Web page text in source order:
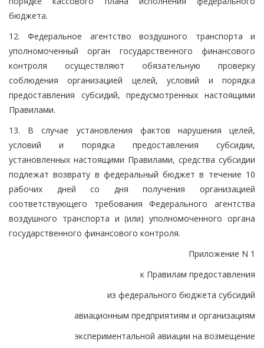
бюджета.
12. Федеральное агентство воздушного транспорта и
уполномоченный орган государственного финансового
контроля осуществляют обязательную проверку
соблюдения организацией целей, условий и порядка
предоставления субсидий, предусмотренных настоящими
Правилами.
13. В случае установления фактов нарушения целей,
условий и порядка предоставления субсидии,
установленных настоящими Правилами, средства субсидии
подлежат возврату в федеральный бюджет в течение 10
рабочих дней со дня получения организацией
соответствующего требования Федерального агентства
воздушного транспорта и (или) уполномоченного органа
государственного финансового контроля.
Приложение N 1
к Правилам предоставления
из федерального бюджета субсидий
авиационным предприятиям и организациям
экспериментальной авиации на возмещение